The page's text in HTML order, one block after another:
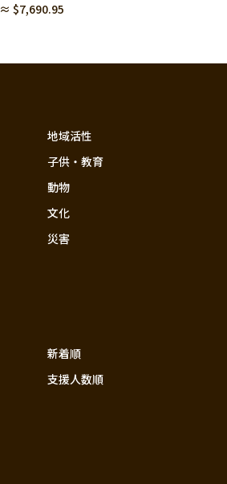
≈ $7,690.95
地域活性
子供・教育
動物
文化
災害
新着順
支援人数順